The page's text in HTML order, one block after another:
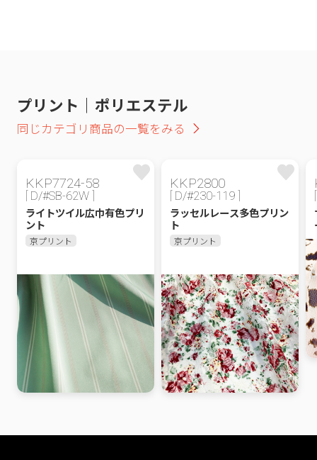
プリント｜ポリエステル
同じカテゴリ商品の一覧をみる
KKP7724-58
[ D/#SB-62W ]
ライトツイル広巾有色プリ
ント
京プリント
KKP2800
[ D/#230-119 ]
ラッセルレース多色プリン
ト
京プリント